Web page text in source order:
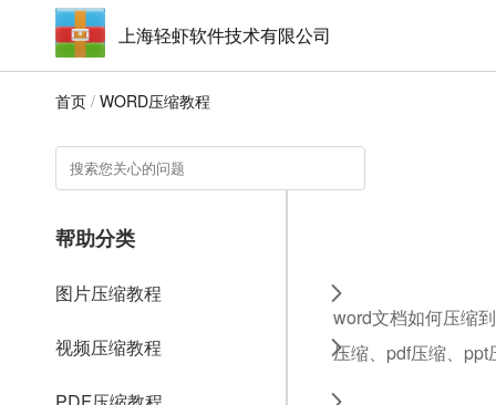
上海轻虾软件技术有限公司
首页 / WORD压缩教程
帮助分类
图片压缩教程
视频压缩教程
word文档如何压缩
压缩、pdf压缩、